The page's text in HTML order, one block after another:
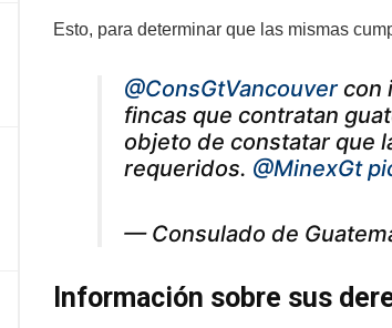
Esto, para determinar que las mismas
@ConsGtVancouvercon
fincas que contratan
objeto de constatar que
requeridos. @MinexGt
— Consulado de
Información sobre sus